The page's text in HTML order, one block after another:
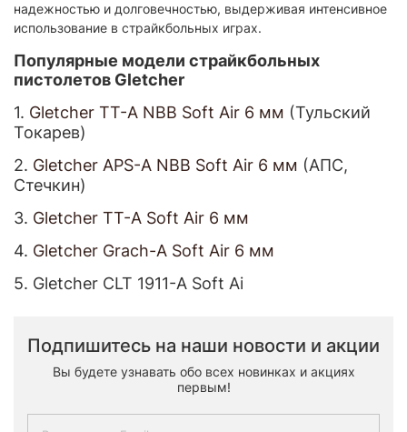
надежностью и долговечностью, выдерживая интенсивное
использование в страйкбольных играх.​
Популярные модели страйкбольных
пистолетов Gletcher
1. Gletcher TT-A NBB Soft Air 6 мм (Тульский
Токарев)
2. Gletcher APS-A NBB Soft Air 6 мм (АПС,
Стечкин)
3. Gletcher TT-A Soft Air 6 мм
4. Gletcher Grach-A Soft Air 6 мм
5. Gletcher CLT 1911-A Soft Ai
Подпишитесь на наши новости и акции
Вы будете узнавать обо всех новинках и акциях
первым!